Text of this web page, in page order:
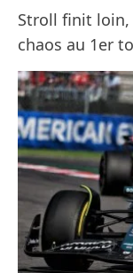
Stroll finit loin,
chaos au 1er